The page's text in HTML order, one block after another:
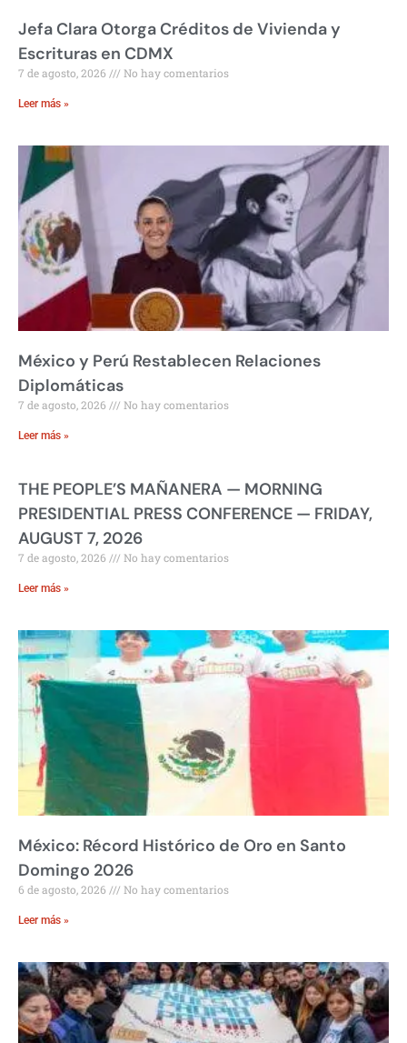
Jefa Clara Otorga Créditos de Vivienda y
Escrituras en CDMX
7 de agosto, 2026 No hay comentarios
Leer más »
México y Perú Restablecen Relaciones
Diplomáticas
7 de agosto, 2026 No hay comentarios
Leer más »
THE PEOPLE’S MAÑANERA — MORNING
PRESIDENTIAL PRESS CONFERENCE — FRIDAY,
AUGUST 7, 2026
7 de agosto, 2026 No hay comentarios
Leer más »
México: Récord Histórico de Oro en Santo
Domingo 2026
6 de agosto, 2026 No hay comentarios
Leer más »